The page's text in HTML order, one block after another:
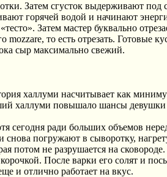
Затем сгусток выдерживают под
горячей водой и начинают
Затем мастер буквально
то есть отрезать. Готовые
сыр максимально свежий.
халлуми насчитывает как
халлуми повышало шансы девушки
сегодня ради больших объемов
погружают в сыворотку,
потом не разрушается на
После варки его солят и
и отлично работает на вкус.